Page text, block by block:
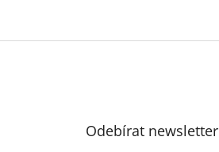
Odebírat newsletter